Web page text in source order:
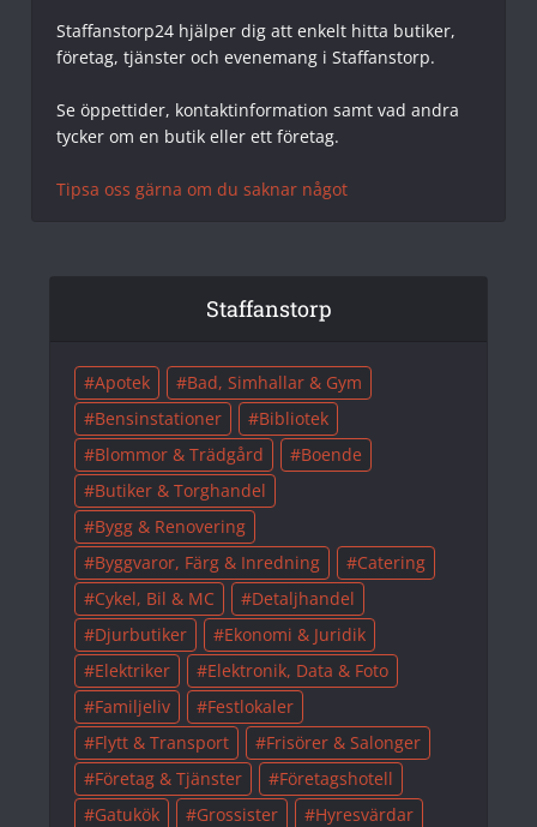
Staffanstorp24 hjälper dig att enkelt hitta butiker,
företag, tjänster och evenemang i Staffanstorp.
Se öppettider, kontaktinformation samt vad andra
tycker om en butik eller ett företag.
Tipsa oss gärna om du saknar något
Staffanstorp
Apotek
Bad, Simhallar & Gym
Bensinstationer
Bibliotek
Blommor & Trädgård
Boende
Butiker & Torghandel
Bygg & Renovering
Byggvaror, Färg & Inredning
Catering
Cykel, Bil & MC
Detaljhandel
Djurbutiker
Ekonomi & Juridik
Elektriker
Elektronik, Data & Foto
Familjeliv
Festlokaler
Flytt & Transport
Frisörer & Salonger
Företag & Tjänster
Företagshotell
Gatukök
Grossister
Hyresvärdar